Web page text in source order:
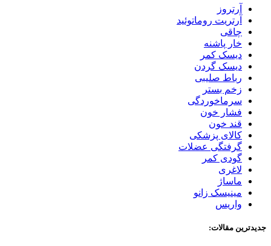
آرتروز
آرتریت روماتوئید
چاقی
خار پاشنه
دیسک کمر
دیسک گردن
رباط صلیبی
زخم بستر
سرماخوردگی
فشار خون
قند خون
کالای پزشکی
گرفتگی عضلات
گودی کمر
لاغری
ماساژ
مینیسک زانو
واریس
جدیدترین مقالات: